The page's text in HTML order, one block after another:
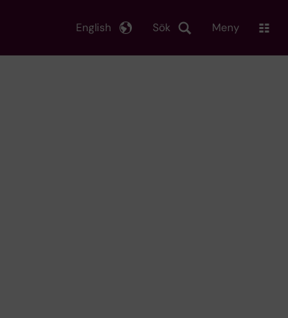
Sök
English Meny